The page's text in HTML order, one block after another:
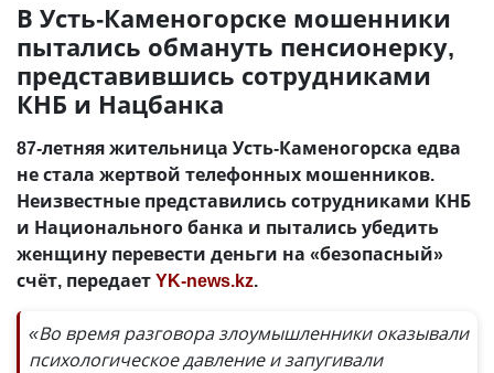
В Усть-Каменогорске мошенники
пытались обмануть пенсионерку,
представившись сотрудниками
КНБ и Нацбанка
87-летняя жительница Усть-Каменогорска едва
не стала жертвой телефонных мошенников.
Неизвестные представились сотрудниками КНБ
и Национального банка и пытались убедить
женщину перевести деньги на «безопасный»
счёт, передаетYK-news.kz.
«Во время разговора злоумышленники оказывали
психологическое давление и запугивали